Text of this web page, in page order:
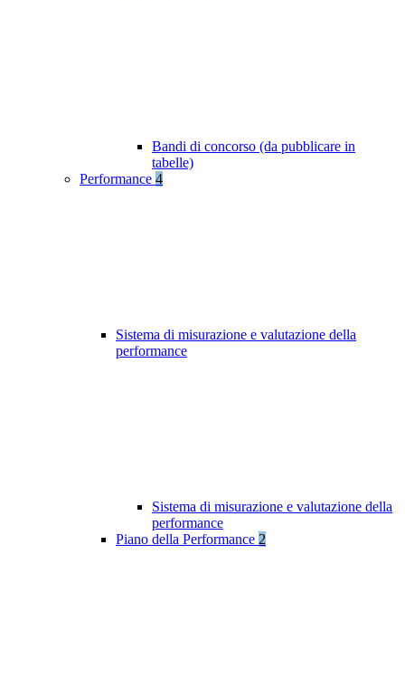
Bandi di concorso (da pubblicare in
tabelle)
Performance 4
Sistema di misurazione e valutazione della
performance
Sistema di misurazione e valutazione della
performance
Piano della Performance 2